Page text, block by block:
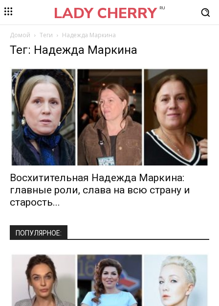
LADY CHERRY RU
Домой Теги Надежда Маркина
Тег: Надежда Маркина
Восхитительная Надежда Маркина:
главные роли, слава на всю страну и
старость...
ПОПУЛЯРНОЕ: